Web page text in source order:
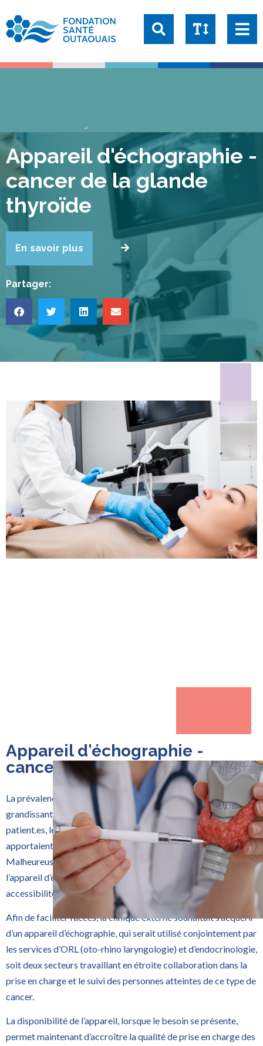
Taille du texte:
1x 1.25x
2x
Appareil d'échographie -
cancer de la glande
thyroïde
En savoir plus
Partager:
Appareil d'échographie -
cancer de la glande thyroïde
La prévalence du cancer de la glande thyroïde étant
grandissante et les investigations nécessaires pour le suivi des
patient.es, les nombreuses demandes d’échographies
apportaient un poids important sur les ressources existantes.
Malheureusement, ce service était limité par l’emprunt de
l’appareil d’échographie en oncologie, ce qui rendait son
accessibilité plus difficile.
Afin de faciliter l’accès, la clinique externe souhaitait s’acquérir
d’un appareil d’échographie, qui serait utilisé conjointement par
les services d’ORL (oto-rhino laryngologie) et d’endocrinologie,
soit deux secteurs travaillant en étroite collaboration dans la
prise en charge et le suivi des personnes atteintes de ce type de
cancer.
La disponibilité de l’appareil, lorsque le besoin se présente,
permet maintenant d’accroître la qualité de prise en charge des